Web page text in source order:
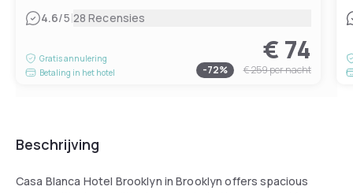
4.6/5|28 Recensies
Gratis annulering
Betaling in het hotel
€ 74
-72% € 259per nacht
Beschrijving
Casa Blanca Hotel Brooklyn in Brooklyn offers spacious